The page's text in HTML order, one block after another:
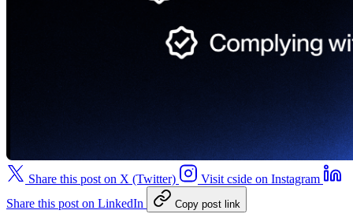
Share this post on X (Twitter)
Visit cside on Instagram
Share this post on LinkedIn
Copy post link